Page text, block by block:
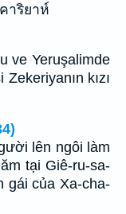
าริยาห์
ve Yeruşalimde
kızı
lên ngôi làm
tại Giê-ru-sa-
gái của Xa-cha-